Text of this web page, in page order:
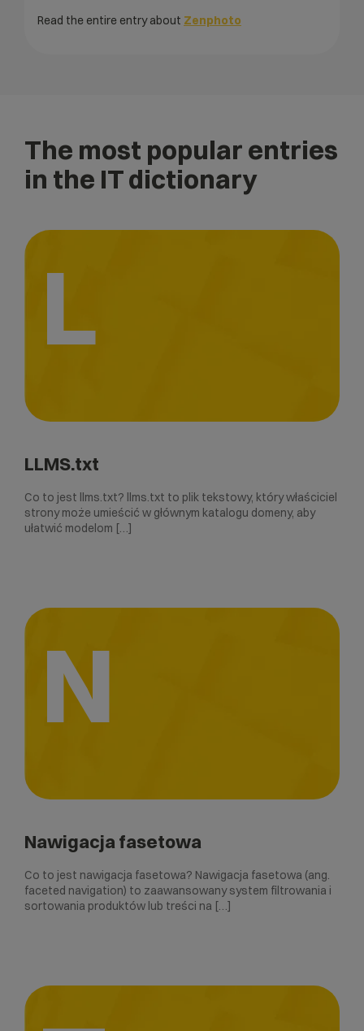
Read the entire entry about Zenphoto
The most popular entries
in the IT dictionary
L
LLMS.txt
Co to jest llms.txt? llms.txt to plik tekstowy, który właściciel
strony może umieścić w głównym katalogu domeny, aby
ułatwić modelom […]
N
Nawigacja fasetowa
Co to jest nawigacja fasetowa? Nawigacja fasetowa (ang.
faceted navigation) to zaawansowany system filtrowania i
sortowania produktów lub treści na […]